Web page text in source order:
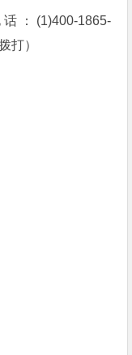
：(1)400-1865-
打）